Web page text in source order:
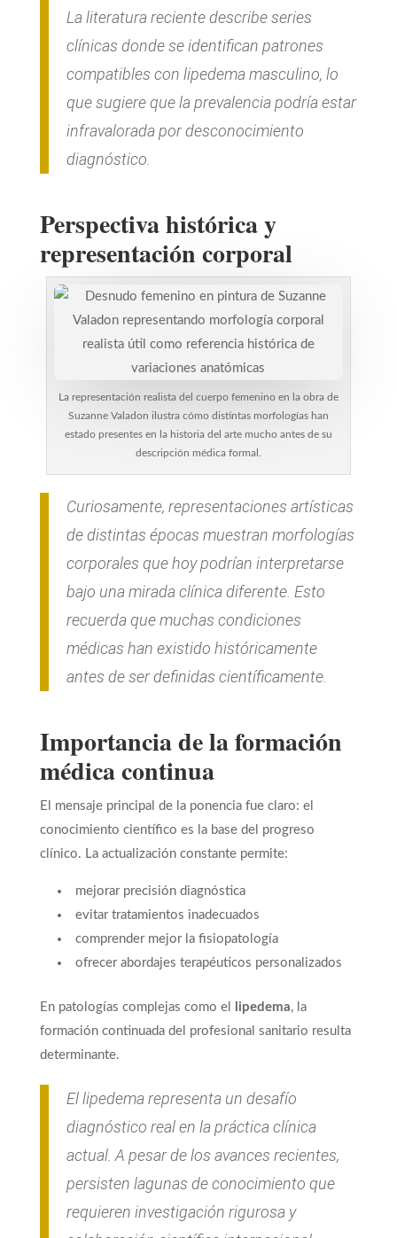
La literatura reciente describe series
clínicas donde se identifican patrones
compatibles con lipedema masculino, lo
que sugiere que la prevalencia podría estar
infravalorada por desconocimiento
diagnóstico.
Perspectiva histórica y
representación corporal
La representación realista del cuerpo femenino en la obra de
Suzanne Valadon ilustra cómo distintas morfologías han
estado presentes en la historia del arte mucho antes de su
descripción médica formal.
Curiosamente, representaciones artísticas
de distintas épocas muestran morfologías
corporales que hoy podrían interpretarse
bajo una mirada clínica diferente. Esto
recuerda que muchas condiciones
médicas han existido históricamente
antes de ser definidas científicamente.
Importancia de la formación
médica continua
El mensaje principal de la ponencia fue claro: el
conocimiento científico es la base del progreso
clínico. La actualización constante permite:
mejorar precisión diagnóstica
evitar tratamientos inadecuados
comprender mejor la fisiopatología
ofrecer abordajes terapéuticos personalizados
En patologías complejas como el lipedema, la
formación continuada del profesional sanitario resulta
determinante.
El lipedema representa un desafío
diagnóstico real en la práctica clínica
actual. A pesar de los avances recientes,
persisten lagunas de conocimiento que
requieren investigación rigurosa y